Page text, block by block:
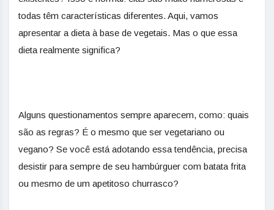
todas têm características diferentes. Aqui, vamos
apresentar a dieta à base de vegetais. Mas o que essa
dieta realmente significa?
Alguns questionamentos sempre aparecem, como: quais
são as regras? É o mesmo que ser vegetariano ou
vegano? Se você está adotando essa tendência, precisa
desistir para sempre de seu hambúrguer com batata frita
ou mesmo de um apetitoso churrasco?